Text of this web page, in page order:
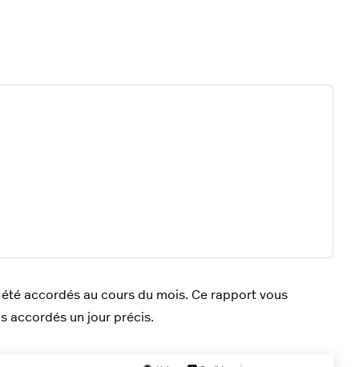
accordés au cours du mois. Ce rapport vous
accordés un jour précis.